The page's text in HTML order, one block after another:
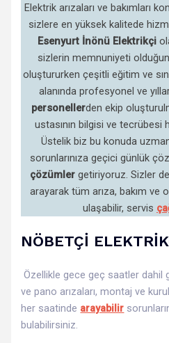
Elektrik arızaları ve bakımları
sizlere en yüksek kalitede
Esenyurt İnönü Elektrikçi
sizlerin memnuniyeti
oluştururken çeşitli eğitim ve
alanında profesyonel ve
personellerden ekip
ustasının bilgisi ve tecrübesi
Üstelik biz bu konuda
sorunlarınıza geçici günlük
çözümler getiriyoruz. Sizler
arayarak tüm arıza, bakım ve
ulaşabilir, servis
NÖBETÇİ
Özellikle gece geç saatler dahil
ve pano arızaları, montaj ve
her saatinde arayabilir
bulabilirsiniz.